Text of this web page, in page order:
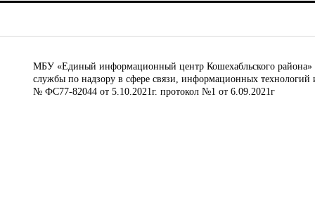
МБУ «Единый информационный центр Кошехабльского района»
службы по надзору в сфере связи, информационных
№ ФС77-82044 от 5.10.2021г. протокол №1 от 6.09.2021г